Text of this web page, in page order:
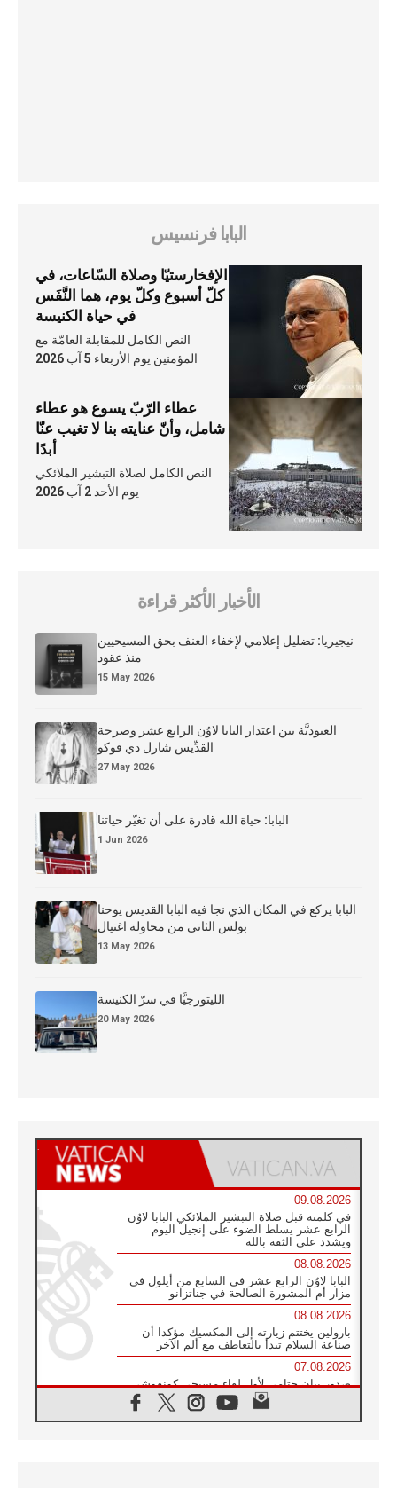
البابا فرنسيس
الإفخارستيّا وصلاة السّاعات، في
كلّ أسبوع وكلّ يوم، هما النَّفَس
في حياة الكنيسة
النص الكامل للمقابلة العامّة مع
المؤمنين يوم الأربعاء 5 آب 2026
عطاء الرّبّ يسوع هو عطاء
شامل، وأنّ عنايته بنا لا تغيب عنّا
أبدًا
النص الكامل لصلاة التبشير الملائكي
يوم الأحد 2 آب 2026
الأخبار الأكثر قراءة
نيجيريا: تضليل إعلامي لإخفاء العنف بحق المسيحيين
منذ عقود
15 May 2026
العبوديَّة بين اعتذار البابا لاوُن الرابع عشر وصرخة
القدِّيس شارل دي فوكو
27 May 2026
البابا: حياة الله قادرة على أن تغيّر حياتنا
1 Jun 2026
البابا يركع في المكان الذي نجا فيه البابا القديس يوحنا
بولس الثاني من محاولة اغتيال
13 May 2026
الليتورجيَّا في سرّ الكنيسة
20 May 2026
09.08.2026
في كلمته قبل صلاة التبشير الملائكي البابا لاوُن
الرابع عشر يسلط الضوء على إنجيل اليوم
ويشدد على الثقة بالله
08.08.2026
البابا لاوُن الرابع عشر في السابع من أيلول في
مزار أم المشورة الصالحة في جناتزانو
08.08.2026
بارولين يختتم زيارته إلى المكسيك مؤكدا أن
صناعة السلام تبدأ بالتعاطف مع ألم الآخر
07.08.2026
صدور بيان ختامي لأول لقاء مسيحي كونفوشي
بمشاركة الدائرة الفاتيكانية للحوار بين الأديان
07.08.2026